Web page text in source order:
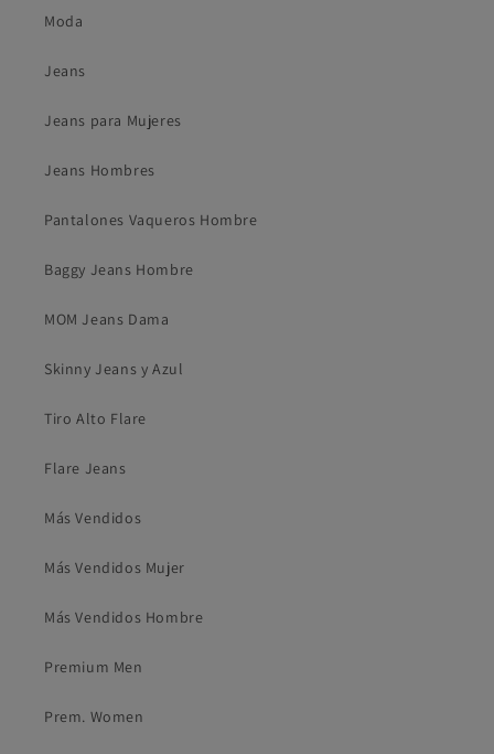
Moda
Jeans
Jeans para Mujeres
Jeans Hombres
Pantalones Vaqueros Hombre
Baggy Jeans Hombre
MOM Jeans Dama
Skinny Jeans y Azul
Tiro Alto Flare
Flare Jeans
Más Vendidos
Más Vendidos Mujer
Más Vendidos Hombre
Premium Men
Prem. Women